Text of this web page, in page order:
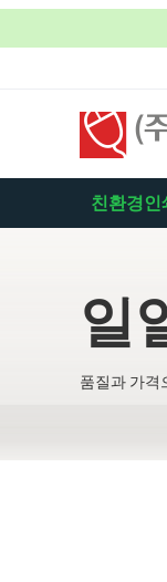
친환경인
일
품질과 가격